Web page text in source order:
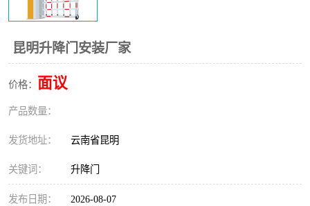
昆明升降门安装厂家
价格： 面议
产品数量：
发货地址： 云南省昆明
关键词： 升降门
发布日期： 2026-08-07